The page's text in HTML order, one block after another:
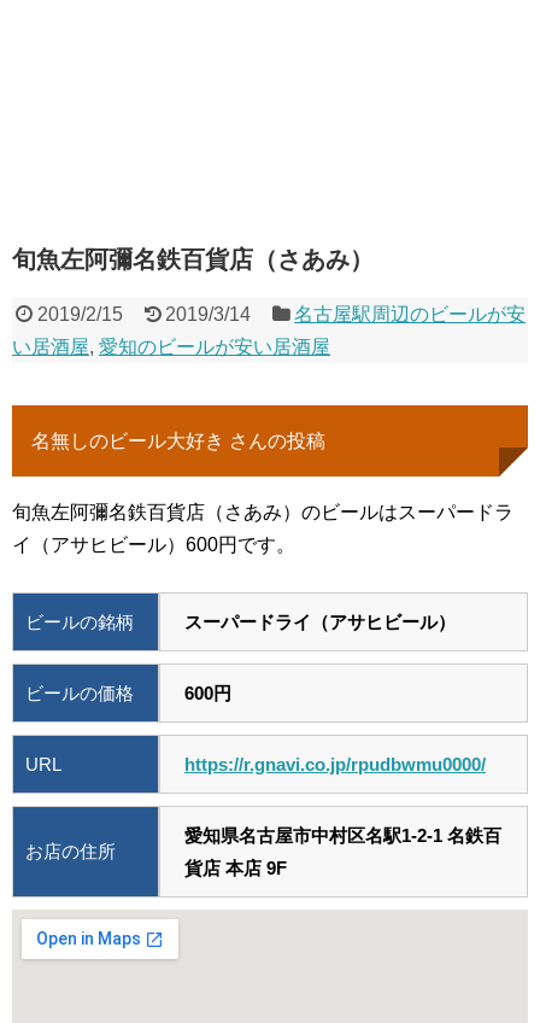
旬魚左阿彌名鉄百貨店（さあみ）
2019/2/15 2019/3/14
名古屋駅周辺のビールが安
い居酒屋, 愛知のビールが安い居酒屋
名無しのビール大好き さんの投稿
旬魚左阿彌名鉄百貨店（さあみ）のビールはスーパードラ
イ（アサヒビール）600円です。
ビールの銘柄 スーパードライ（アサヒビール）
ビールの価格 600円
URL https://r.gnavi.co.jp/rpudbwmu0000/
お店の住所
愛知県名古屋市中村区名駅1-2-1 名鉄百
貨店 本店 9F